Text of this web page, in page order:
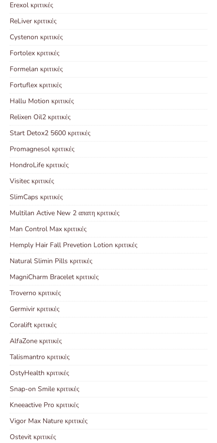
Erexol κριτικές
ReLiver κριτικές
Cystenon κριτικές
Fortolex κριτικές
Formelan κριτικές
Fortuflex κριτικές
Hallu Motion κριτικές
Relixen Oil2 κριτικές
Start Detox2 5600 κριτικές
Promagnesol κριτικές
HondroLife κριτικές
Visitec κριτικές
SlimCaps κριτικές
Multilan Active New 2 απατη κριτικές
Man Control Max κριτικές
Hemply Hair Fall Prevetion Lotion κριτικές
Natural Slimin Pills κριτικές
MagniCharm Bracelet κριτικές
Troverno κριτικές
Germivir κριτικές
Coralift κριτικές
AlfaZone κριτικές
Talismantro κριτικές
OstyHealth κριτικές
Snap-on Smile κριτικές
Kneeactive Pro κριτικές
Vigor Max Nature κριτικές
Ostevit κριτικές